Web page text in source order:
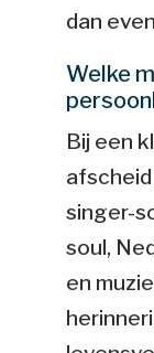
dan
Welke
Bij een
singer-
soul,
en